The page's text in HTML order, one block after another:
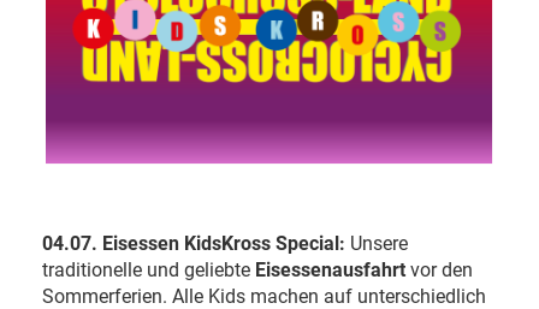
04.07. Eisessen KidsKross Special: Unsere
traditionelle und geliebte Eisessenausfahrt vor den
Sommerferien. Alle Kids machen auf unterschiedlich